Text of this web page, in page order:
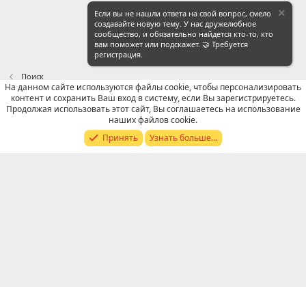
Поиск
Russian (RU)
Условия и правила
Политика конфиденциальности
Помощь
R
S
Если вы не нашли ответа на свой вопрос, смело
создавайте новую тему. У нас дружелюбное
сообщество, и обязательно найдется кто-то, кто
вам поможет или подскажет. 🤝 Требуется
регистрация.
На данном сайте используются файлы cookie, чтобы персонализировать
контент и сохранить Ваш вход в систему, если Вы зарегистрируетесь.
Продолжая использовать этот сайт, Вы соглашаетесь на использование
наших файлов cookie.
Принять
Узнать больше...